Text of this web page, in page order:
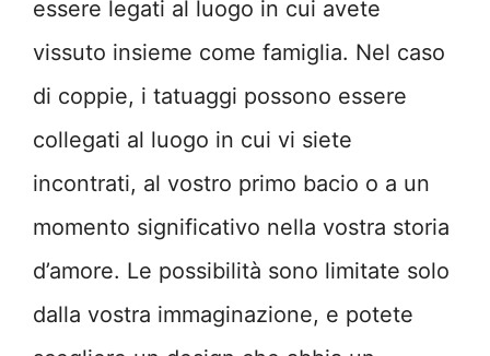
essere legati al luogo in cui avete
vissuto insieme come famiglia. Nel caso
di coppie, i tatuaggi possono essere
collegati al luogo in cui vi siete
incontrati, al vostro primo bacio o a un
momento significativo nella vostra storia
d’amore. Le possibilità sono limitate solo
dalla vostra immaginazione, e potete